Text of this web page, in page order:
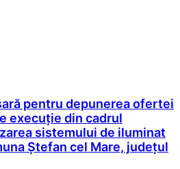
pentru depunerea ofertei
execuție din cadrul
sistemului de iluminat
Ștefan cel Mare, județul